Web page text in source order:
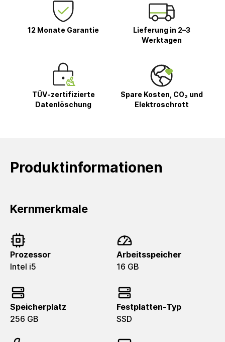
12 Monate Garantie
Lieferung in 2–3
Werktagen
TÜV-zertifizierte
Datenlöschung
Spare Kosten, CO₂ und
Elektroschrott
Produktinformationen
Kernmerkmale
Prozessor
Intel i5
Arbeitsspeicher
16 GB
Speicherplatz
256 GB
Festplatten-Typ
SSD